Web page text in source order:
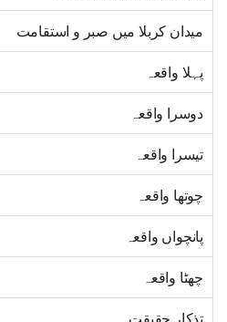
میدان کربلا میں صبر و استقامت
پہلا واقعہ
دوسرا واقعہ
تیسرا واقعہ
چوتھا واقعہ
پانچواں واقعہ
چھٹا واقعہ